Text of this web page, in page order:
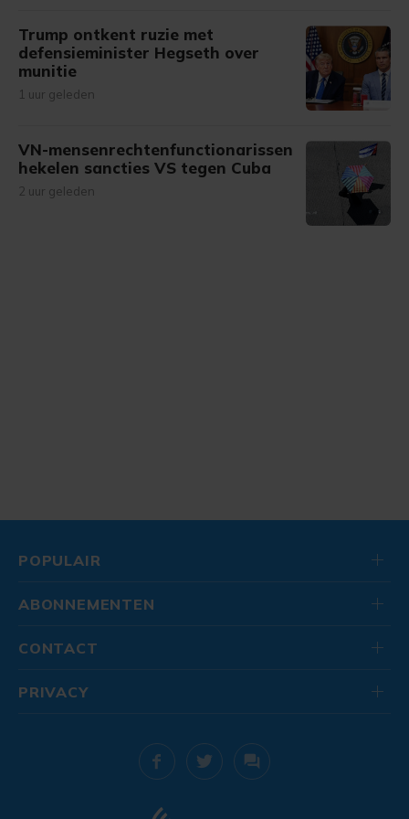
Trump ontkent ruzie met
defensieminister Hegseth over
munitie
1 uur geleden
VN-mensenrechtenfunctionarissen
hekelen sancties VS tegen Cuba
2 uur geleden
POPULAIR
ABONNEMENTEN
CONTACT
PRIVACY